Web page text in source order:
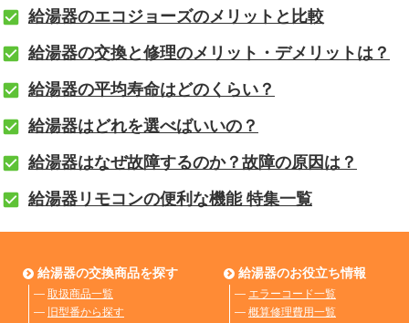
給湯器のエコジョーズのメリットと比較
給湯器の交換と修理のメリット・デメリットは？
給湯器の平均寿命はどのくらい？
給湯器はどれを選べばいいの？
給湯器はなぜ故障するのか？故障の原因は？
給湯器リモコンの便利な機能 特集一覧
給湯器の交換商品を探す
― 取扱商品一覧
― 旧型番から探す
給湯器のお役立ち情報
― エラーコード一覧
― 概算修理費用一覧